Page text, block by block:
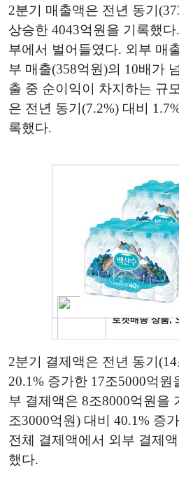
2분기 매출액은 전년 동기
상승한 4043억원을 기록했
부에서 벌어들였다. 외부 매
부 매출(358억원)의 10배가
출 중 순이익이 차지하는 규
은 전년 동기(7.2%) 대비
록했다.
2분기 결제액은 전년 동기(14
20.1% 증가한 17조5000억원
부 결제액은 8조8000억원을
조3000억원) 대비 40.1% 증
전체 결제액에서 외부 결제
했다.